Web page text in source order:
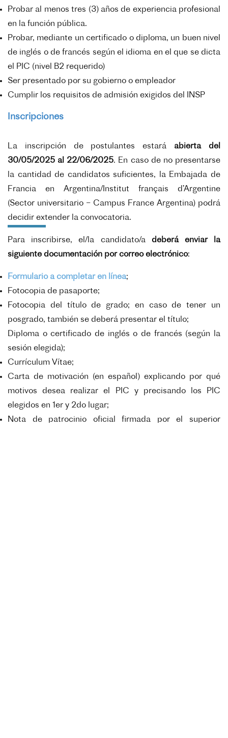
Probar al menos tres (3) años de experiencia profesional
en la función pública.
Probar, mediante un certificado o diploma, un buen nivel
de inglés o de francés según el idioma en el que se dicta
el PIC (nivel B2 requerido)
Ser presentado por su gobierno o empleador
Cumplir los requisitos de admisión exigidos del INSP
Inscripciones
La inscripción de postulantes estará abierta del
30/05/2025 al 22/06/2025. En caso de no presentarse
la cantidad de candidatos suficientes, la Embajada de
Francia en Argentina/Institut français d’Argentine
(Sector universitario – Campus France Argentina) podrá
decidir extender la convocatoria.
Para inscribirse, el/la candidato/a deberá enviar la
siguiente documentación por correo electrónico:
Formulario a completar en línea;
Fotocopia de pasaporte;
Fotocopia del título de grado; en caso de tener un
posgrado, también se deberá presentar el título;
Diploma o certificado de inglés o de francés (según la
sesión elegida);
Currículum Vítae;
Carta de motivación (en español) explicando por qué
motivos desea realizar el PIC y precisando los PIC
elegidos en 1er y 2do lugar;
Nota de patrocinio oficial firmada por el superior